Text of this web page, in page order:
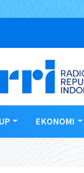
EKONOMI